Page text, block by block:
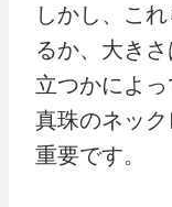
しかし、こ
るか、大き
立つかによ
真珠のネッ
重要です。